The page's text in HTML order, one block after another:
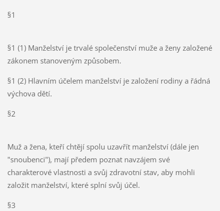
§1
§1 (1) Manželství je trvalé společenství muže a ženy založené
zákonem stanoveným způsobem.
§1 (2) Hlavním účelem manželství je založení rodiny a řádná
výchova dětí.
§2
Muž a žena, kteří chtějí spolu uzavřít manželství (dále jen
"snoubenci"), mají předem poznat navzájem své
charakterové vlastnosti a svůj zdravotní stav, aby mohli
založit manželství, které splní svůj účel.
§3